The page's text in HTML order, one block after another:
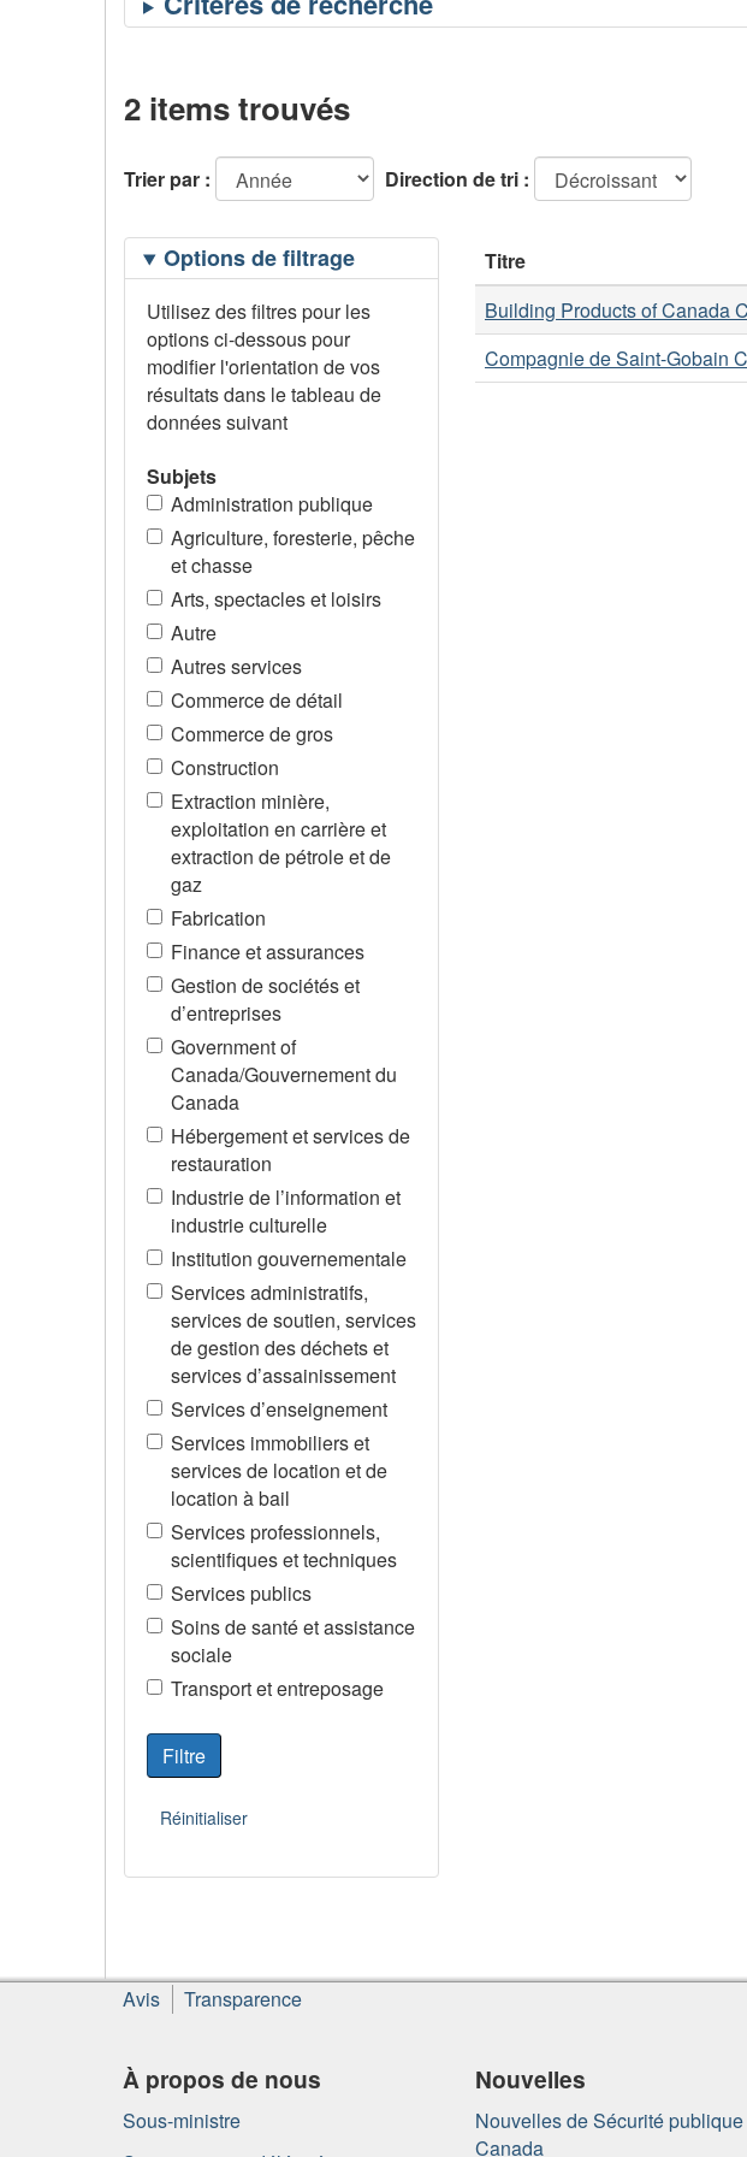
2 items trouvés
Trier par : Direction de tri :
Filtrage
desOptions de filtrage
Utilisez des filtres pour les
options ci-dessous pour
modifier l'orientation de vos
résultats dans le tableau de
données suivant
Subjets
Administration publique
Agriculture, foresterie, pêche
et chasse
Arts, spectacles et loisirs
Autre
Autres services
Commerce de détail
Commerce de gros
Construction
Extraction minière,
exploitation en carrière et
extraction de pétrole et de
gaz
Fabrication
Finance et assurances
Gestion de sociétés et
d’entreprises
Government of
Canada/Gouvernement du
Canada
Hébergement et services de
restauration
Industrie de l’information et
industrie culturelle
Institution gouvernementale
Services administratifs,
services de soutien, services
de gestion des déchets et
services d’assainissement
Services d’enseignement
Services immobiliers et
services de location et de
location à bail
Services professionnels,
scientifiques et techniques
Services publics
Soins de santé et assistance
sociale
Transport et entreposage
Titre
Building Products of Canada
Compagnie de Saint-Gobain
À
propos
ce
site
Avis Transparence
À propos de nous
Sous-ministre
Nouvelles
Nouvelles de Sécurité publique
Canada